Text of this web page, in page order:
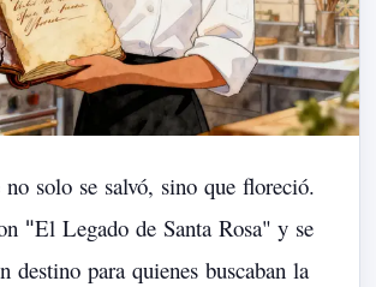
no solo se salvó, sino que floreció.
"El Legado de Santa Rosa" y se
destino para quienes buscaban la